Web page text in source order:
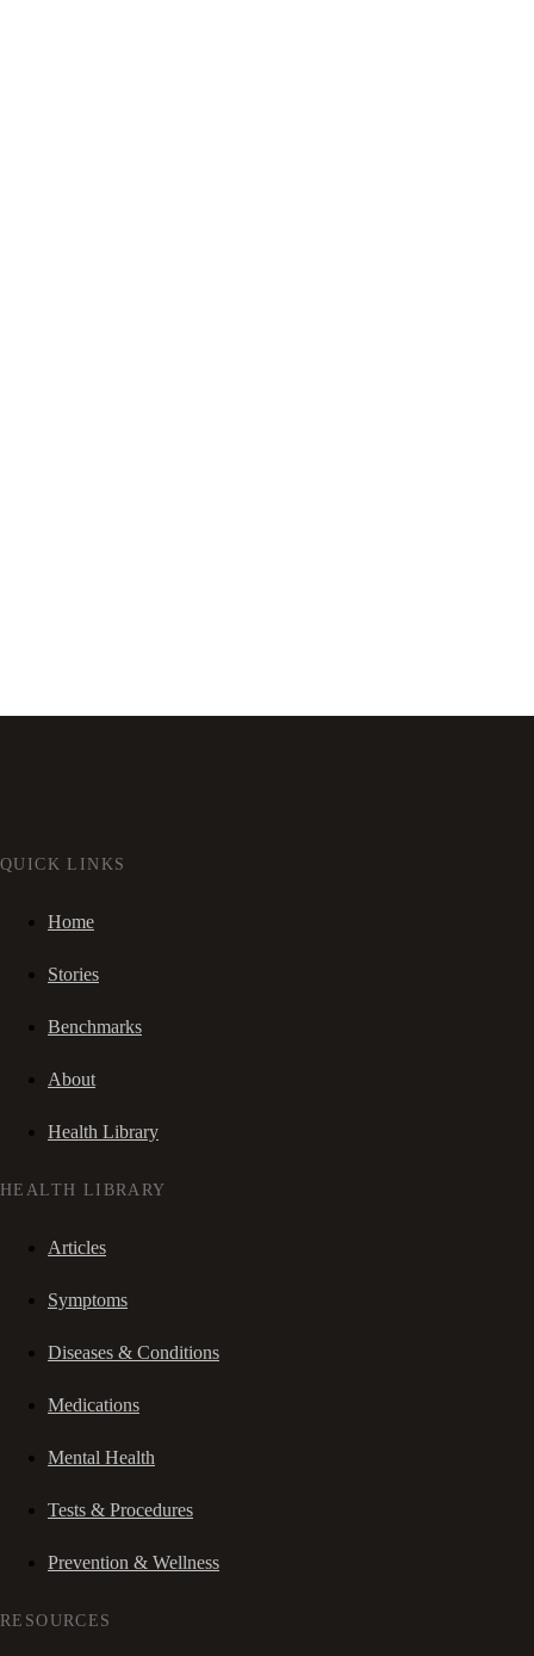
QUICK LINKS
Home
Stories
Benchmarks
About
Health Library
HEALTH LIBRARY
Articles
Symptoms
Diseases & Conditions
Medications
Mental Health
Tests & Procedures
Prevention & Wellness
RESOURCES